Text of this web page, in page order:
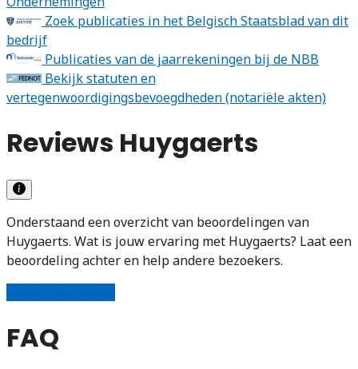
Zoek publicaties in het Belgisch Staatsblad van dit
bedrijf
Publicaties van de jaarrekeningen bij de NBB
Bekijk statuten en
vertegenwoordigingsbevoegdheden (notariële akten)
Reviews Huygaerts
Onderstaand een overzicht van beoordelingen van
Huygaerts. Wat is jouw ervaring met Huygaerts? Laat een
beoordeling achter en help andere bezoekers.
FAQ